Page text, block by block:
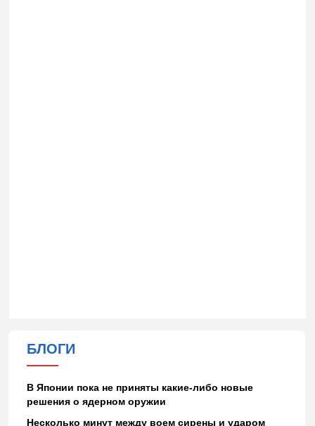
БЛОГИ
В Японии пока не приняты какие-либо новые
решения о ядерном оружии
Несколько минут между воем сирены и ударом